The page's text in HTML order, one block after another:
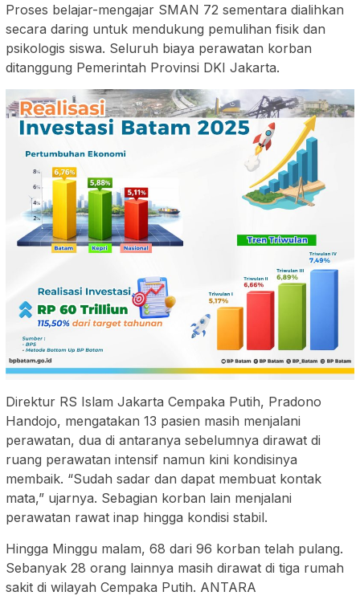
Proses belajar-mengajar SMAN 72 sementara dialihkan
secara daring untuk mendukung pemulihan fisik dan
psikologis siswa. Seluruh biaya perawatan korban
ditanggung Pemerintah Provinsi DKI Jakarta.
Direktur RS Islam Jakarta Cempaka Putih, Pradono
Handojo, mengatakan 13 pasien masih menjalani
perawatan, dua di antaranya sebelumnya dirawat di
ruang perawatan intensif namun kini kondisinya
membaik. “Sudah sadar dan dapat membuat kontak
mata,” ujarnya. Sebagian korban lain menjalani
perawatan rawat inap hingga kondisi stabil.
Hingga Minggu malam, 68 dari 96 korban telah pulang.
Sebanyak 28 orang lainnya masih dirawat di tiga rumah
sakit di wilayah Cempaka Putih. ANTARA